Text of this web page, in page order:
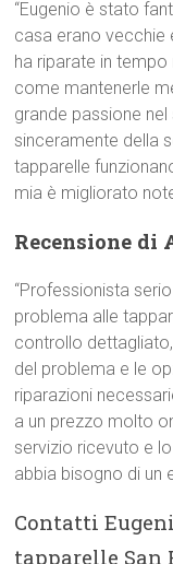
“Eugenio è stato
casa erano vecchie
ha riparate in
come mantenerle
grande passione
sinceramente della
tapparelle
mia è migliorato
Recensione di
“Professionista
problema alle
controllo
del problema e le
riparazioni
a un prezzo molto
servizio ricevuto e
abbia bisogno di un
Contatti
tapparelle San